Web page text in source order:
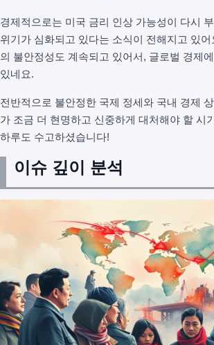
경제적으로는 미국 금리 인상 가능성이 다시
위기가 심화되고 있다는 소식이 전해지고 있
의 불안정성도 계속되고 있어서, 글로벌 경제
있네요.
전반적으로 불안정한 국제 정세와 국내 경제
가 조금 더 현명하고 신중하게 대처해야 할 시
하루도 수고하셨습니다!
이슈 깊이 분석